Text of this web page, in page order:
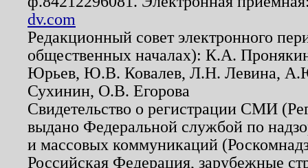
dv.com
Редакционный совет электронного
общественных началах): К.А.
Юрьев, Ю.В. Ковалев, Л.Н. Левина,
Сухинин, О.В. Егорова
Свидетельство о регистрации СМИ
выдано Федеральной службой по
и массовых коммуникаций
Российская Федерация, зарубежные